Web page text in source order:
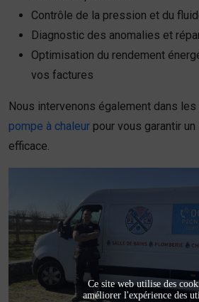
Contrôle de la pression et du
Diagnostic des anomalies et
Optimisation du rendement
vos factures
Nous intervenons également dans
pompe à chaleur pour vous garantir
efficace.
Ce site web utilise des
améliorer l'expérience des